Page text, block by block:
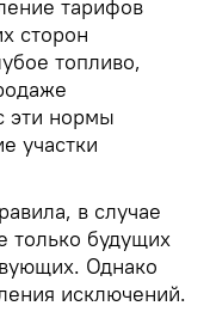
тарифов
сторон
топливо,
эти нормы
участки
в случае
только будущих
Однако
исключений.